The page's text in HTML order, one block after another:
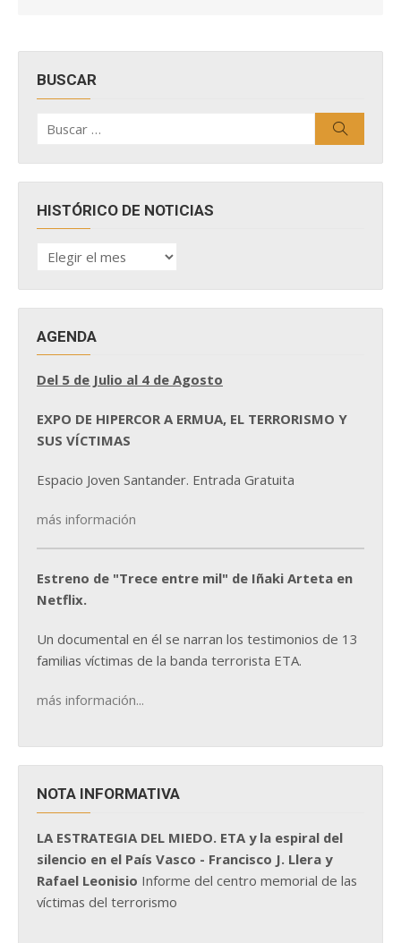
BUSCAR
por:
HISTÓRICO DE NOTICIAS
HISTÓRICO
DE
AGENDA
Del 5 de Julio al 4 de Agosto
EXPO DE HIPERCOR A ERMUA, EL TERRORISMO Y
SUS VÍCTIMAS
Espacio Joven Santander. Entrada Gratuita
más información
Estreno de "Trece entre mil" de Iñaki Arteta en
Netflix.
Un documental en él se narran los testimonios de 13
familias víctimas de la banda terrorista ETA.
más información...
NOTA INFORMATIVA
LA ESTRATEGIA DEL MIEDO. ETA y la espiral del
silencio en el País Vasco - Francisco J. Llera y
Rafael Leonisio Informe del centro memorial de las
víctimas del terrorismo